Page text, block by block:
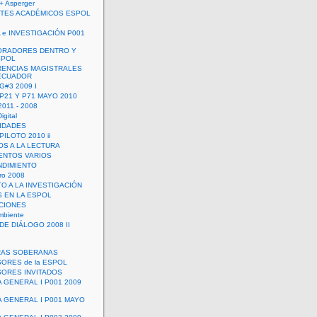
Asperger
ACADÉMICOS ESPOL
e INVESTIGACIÓN P001
DENTRO Y
MAGISTRALES
2009 I
Y P71 MAYO 2010
- 2008
2010 ii
A LA LECTURA
VARIOS
2008
A LA INVESTIGACIÓN
EN LA ESPOL
DIÁLOGO 2008 II
SOBERANAS
de la ESPOL
INVITADOS
GENERAL I P001 2009
GENERAL I P001 MAYO